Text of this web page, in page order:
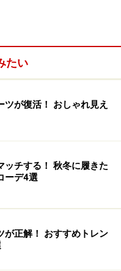
せる際は、適度な肌見
っぽい抜け感を演出す
ん。寒くてどうしても
持ってくるのも◎。
イズ感のホワイトカラ
らしいブロックチェッ
ディな雰囲気。ブラッ
ことで、コーデ全体が
たい
ツが復活！ おしゃれ見え
ッチする！ 秋冬に履きた
ーデ4選
が正解！ おすすめトレン